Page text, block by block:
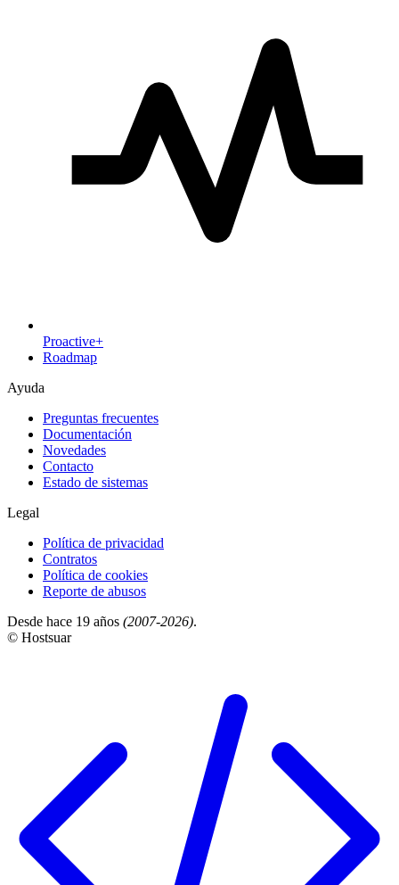
Proactive+
Roadmap
Ayuda
Preguntas frecuentes
Documentación
Novedades
Contacto
Estado de sistemas
Legal
Política de privacidad
Contratos
Política de cookies
Reporte de abusos
Desde hace 19 años (2007-2026).
© Hostsuar